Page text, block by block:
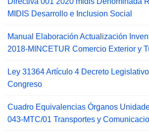
MIDIS Desarrollo e Inclusion Social
Manual Elaboración Actualización
2018-MINCETUR Comercio Exterior y
Ley 31364 Artículo 4 Decreto
Congreso
Cuadro Equivalencias Órganos
043-MTC/01 Transportes y